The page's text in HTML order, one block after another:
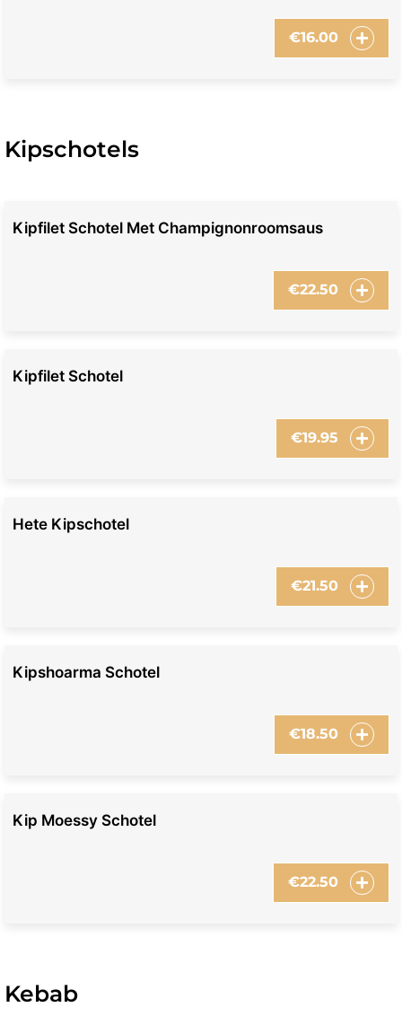
€16.00
Kipschotels
Kipfilet Schotel Met Champignonroomsaus
€22.50
Kipfilet Schotel
€19.95
Hete Kipschotel
€21.50
Kipshoarma Schotel
€18.50
Kip Moessy Schotel
€22.50
Kebab